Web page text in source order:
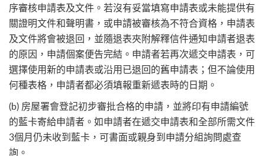
序審核申請表及文件。若沒有妥當填寫申請表或未能提供有
關證明文件和聲明書，或申請被審核為不符合資格，申請表
及文件將會被退回，並隨退表夾附解釋信件通知申請者退表
的原因，申請個案便告完結。申請者若再次遞交申請表，可
選擇使用新的申請表或沿用已退回的舊申請表；但不論使用
何種表格，申請者都必須填報重新遞表時的日期。
(b) 房屋署會登記初步審批合格的申請，並將印有申請編號
的藍卡寄給申請者。如申請者在遞交申請表和全部所需文件
3個月仍未收到藍卡，可書面或親身到申請分組詢問處查
詢。